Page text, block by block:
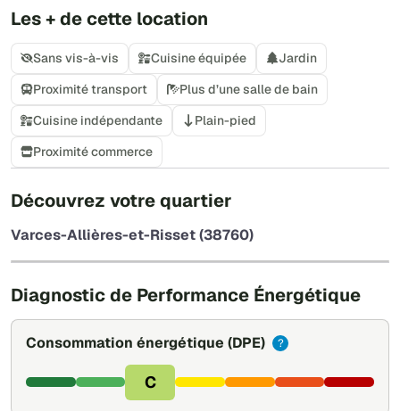
Les + de cette location
Sans vis-à-vis Cuisine équipée
Jardin
Proximité transport
Plus d’une salle de bain
Cuisine indépendante
Plain-pied
Proximité commerce
Découvrez votre quartier
Varces-Allières-et-Risset (38760)
Diagnostic de Performance Énergétique
Consommation énergétique (DPE) ?
C